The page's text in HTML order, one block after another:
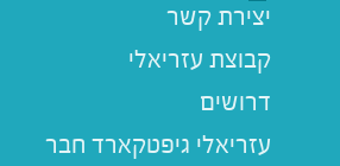
יצירת קשר
קבוצת עזריאלי
דרושים